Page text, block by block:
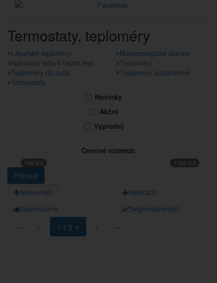
Termostaty, teploméry
Lékařské teploměry
Meteorologické stanice
Náhradní čidla k bezdr.tepl.
Teploměry
Teploměry do auta
Teplomery potravinové
Termostaty
Novinky
Akční
Výprodej
Cenové rozmezí:
100 Kč 1300 Kč
Nejlevnější
Nejdražší
Doporučené
Nejprodávanější
««
« 1 z 2 » »»